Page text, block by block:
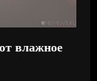
влажное